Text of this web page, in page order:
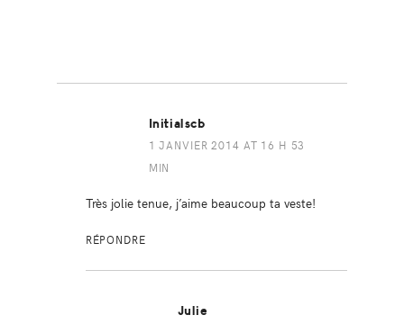
Initialscb
1 JANVIER 2014 AT 16 H 53
MIN
Très jolie tenue, j’aime beaucoup ta veste!
RÉPONDRE
Julie